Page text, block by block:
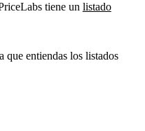
tiene un listado
que entiendas los listados